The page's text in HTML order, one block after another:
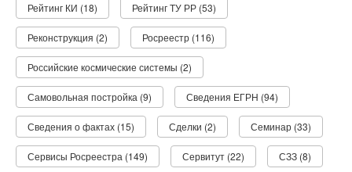
Рейтинг КИ (18) Рейтинг ТУ РР (53)
Реконструкция (2) Росреестр (116)
Российские космические системы (2)
Самовольная постройка (9) Сведения ЕГРН (94)
Сведения о фактах (15) Сделки (2) Семинар (33)
Сервисы Росреестра (149) Сервитут (22) СЗЗ (8)